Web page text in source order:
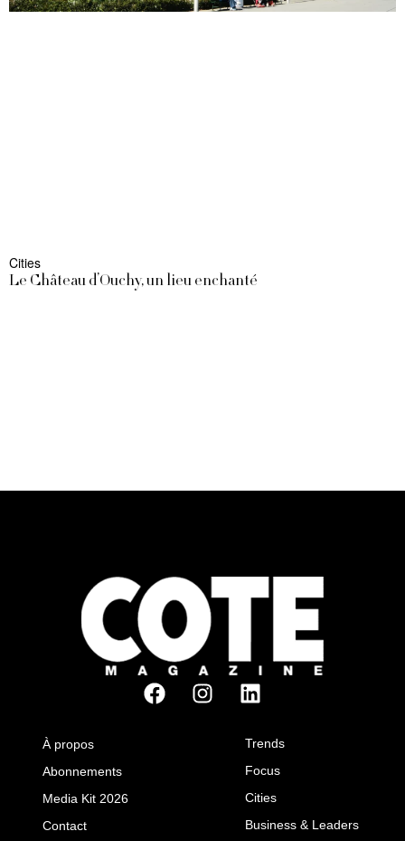
Cities
Le Château d’Ouchy, un lieu enchanté
À propos
Abonnements
Media Kit 2026
Contact
Trends
Focus
Cities
Business & Leaders